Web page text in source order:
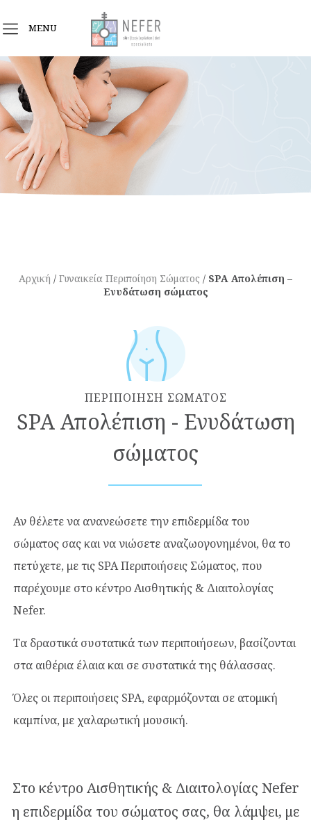
MENU
Αρχική / Γυναικεία Περιποίηση Σώματος / SPA Απολέπιση –
Ενυδάτωση σώματος
ΠΕΡΙΠΟΙΗΣΗ ΣΩΜΑΤΟΣ
SPA Απολέπιση - Ενυδάτωση
σώματος
Αν θέλετε να ανανεώσετε την επιδερμίδα του
σώματος σας και να νιώσετε αναζωογονημένοι, θα το
πετύχετε, με τις SPA Περιποιήσεις Σώματος, που
παρέχουμε στο κέντρο Αισθητικής & Διαιτολογίας
Nefer.
Τα δραστικά συστατικά των περιποιήσεων, βασίζονται
στα αιθέρια έλαια και σε συστατικά της θάλασσας.
Όλες οι περιποιήσεις SPA, εφαρμόζονται σε ατομική
καμπίνα, με χαλαρωτική μουσική.
Στο κέντρο Αισθητικής & Διαιτολογίας Νefer
η επιδερμίδα του σώματος σας, θα λάμψει, με